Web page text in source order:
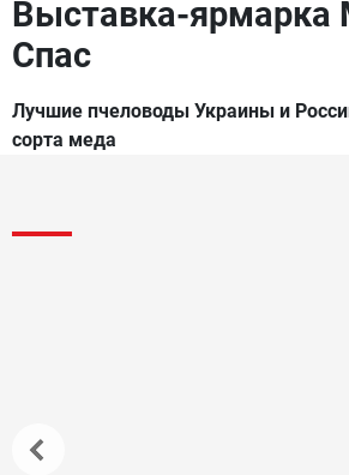
Выставка-
Спас
Лучшие пчеловоды Украины и
сорта меда